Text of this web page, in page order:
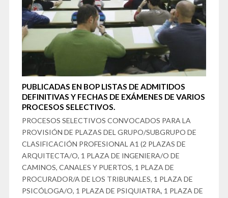
PUBLICADAS EN BOP LISTAS DE ADMITIDOS
DEFINITIVAS Y FECHAS DE EXÁMENES DE VARIOS
PROCESOS SELECTIVOS.
PROCESOS SELECTIVOS CONVOCADOS PARA LA
PROVISIÓN DE PLAZAS DEL GRUPO/SUBGRUPO DE
CLASIFICACIÓN PROFESIONAL A1 (2 PLAZAS DE
ARQUITECTA/O, 1 PLAZA DE INGENIERA/O DE
CAMINOS, CANALES Y PUERTOS, 1 PLAZA DE
PROCURADOR/A DE LOS TRIBUNALES, 1 PLAZA DE
PSICÓLOGA/O, 1 PLAZA DE PSIQUIATRA, 1 PLAZA DE